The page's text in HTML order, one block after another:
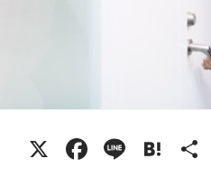
X Facebook
Line